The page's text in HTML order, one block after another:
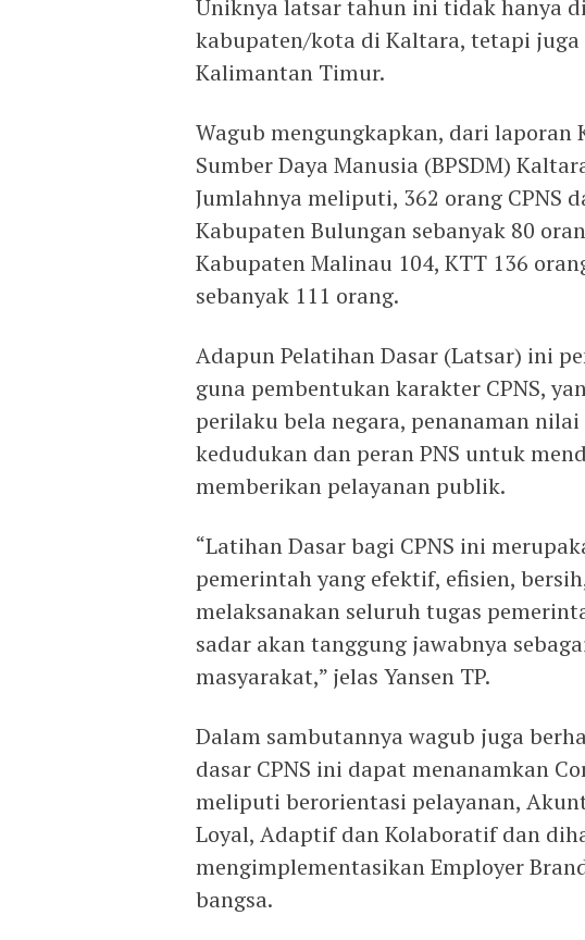
Uniknya latsar tahun ini tidak hanya
kabupaten/kota di Kaltara, tetapi juga
Kalimantan Timur.
Wagub mengungkapkan, dari laporan
Sumber Daya Manusia (BPSDM)
Jumlahnya meliputi, 362 orang CPNS
Kabupaten Bulungan sebanyak 80
Kabupaten Malinau 104, KTT 136
sebanyak 111 orang.
Adapun Pelatihan Dasar (Latsar) ini
guna pembentukan karakter CPNS,
perilaku bela negara, penanaman nilai
kedudukan dan peran PNS untuk
memberikan pelayanan publik.
“Latihan Dasar bagi CPNS ini
pemerintah yang efektif, efisien,
melaksanakan seluruh tugas
sadar akan tanggung jawabnya
masyarakat,” jelas Yansen TP.
Dalam sambutannya wagub juga
dasar CPNS ini dapat menanamkan
meliputi berorientasi pelayanan,
Loyal, Adaptif dan Kolaboratif dan
mengimplementasikan Employer
bangsa.